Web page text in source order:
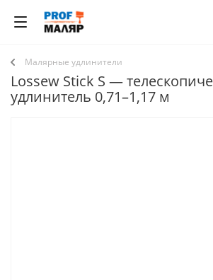
Малярные удлинители
Lossew Stick S —
удлинитель 0,71–1,17 м